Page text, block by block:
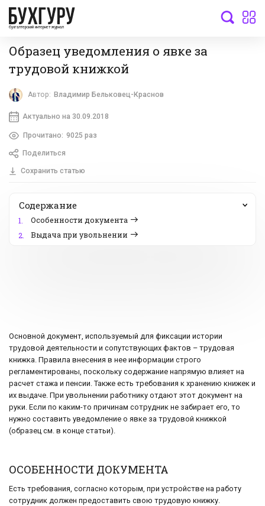
бухгалтерский интернет-журнал
Образец уведомления о явке за
трудовой книжкой
Автор: Владимир Бельковец-Краснов
Актуально на 30.09.2018
Прочитано: 9025 раз
Поделиться
Сохранить статью
Содержание
1.
Особенности документа
2.
Выдача при увольнении
Основной документ, используемый для фиксации истории
трудовой деятельности и сопутствующих фактов – трудовая
книжка. Правила внесения в нее информации строго
регламентированы, поскольку содержание напрямую влияет на
расчет стажа и пенсии. Также есть требования к хранению книжек и
их выдаче. При увольнении работнику отдают этот документ на
руки. Если по каким-то причинам сотрудник не забирает его, то
нужно составить уведомление о явке за трудовой книжкой
(образец см. в конце статьи).
ОСОБЕННОСТИ ДОКУМЕНТА
Есть требования, согласно которым, при устройстве на работу
сотрудник должен предоставить свою трудовую книжку.